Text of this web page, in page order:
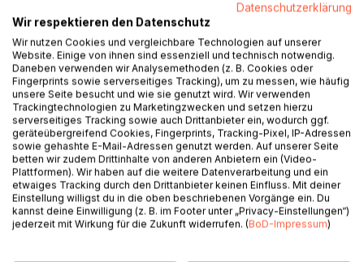
Auf die Merkliste
Titel bewerten
BESCHREIBUNG
Mal in einem anderen Land zu leben war schon immer
Andreas großer Traum. Ein glücklicher Umstand führte
Datenschutzerklärung
Wir respektieren den Datenschutz
Wir nutzen Cookies und vergleichbare Technologien auf unserer
Website. Einige von ihnen sind essenziell und technisch notwendig.
Daneben verwenden wir Analysemethoden (z. B. Cookies oder
Fingerprints sowie serverseitiges Tracking), um zu messen, wie häufig
unsere Seite besucht und wie sie genutzt wird. Wir verwenden
Trackingtechnologien zu Marketingzwecken und setzen hierzu
serverseitiges Tracking sowie auch Drittanbieter ein, wodurch ggf.
geräteübergreifend Cookies, Fingerprints, Tracking-Pixel, IP-Adressen
sowie gehashte E-Mail-Adressen genutzt werden. Auf unserer Seite
betten wir zudem Drittinhalte von anderen Anbietern ein (Video-
Plattformen). Wir haben auf die weitere Datenverarbeitung und ein
etwaiges Tracking durch den Drittanbieter keinen Einfluss. Mit deiner
Einstellung willigst du in die oben beschriebenen Vorgänge ein. Du
kannst deine Einwilligung (z. B. im Footer unter „Privacy-Einstellungen“)
jederzeit mit Wirkung für die Zukunft widerrufen. (BoD-Impressum)